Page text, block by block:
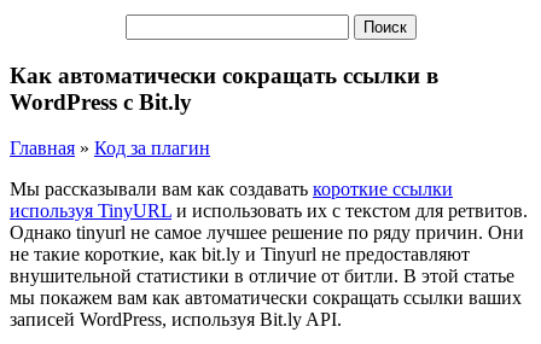
Как автоматически сокращать ссылки в
WordPress с Bit.ly
Главная » Код за плагин
Мы рассказывали вам как создавать короткие ссылки
используя TinyURL и использовать их с текстом для ретвитов.
Однако tinyurl не самое лучшее решение по ряду причин. Они
не такие короткие, как bit.ly и Tinyurl не предоставляют
внушительной статистики в отличие от битли. В этой статье
мы покажем вам как автоматически сокращать ссылки ваших
записей WordPress, используя Bit.ly API.